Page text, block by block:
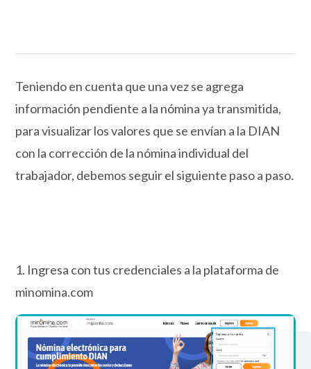
Teniendo en cuenta que una vez se agrega
información pendiente a la nómina ya transmitida,
para visualizar los valores que se envían a la DIAN
con la corrección de la nómina individual del
trabajador, debemos seguir el siguiente paso a paso.
1. Ingresa con tus credenciales a la plataforma de
minomina.com